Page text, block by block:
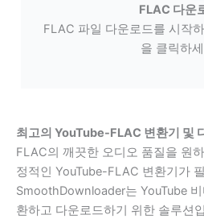
FLAC 다운
FLAC 파일 다운로드를 시작
을 클릭하
최고의 YouTube-FLAC 변환기 및
FLAC의 깨끗한 오디오 품질을 원
정적인 YouTube-FLAC 변환기가
SmoothDownloader는 YouTube
환하고 다운로드하기 위한 솔루션